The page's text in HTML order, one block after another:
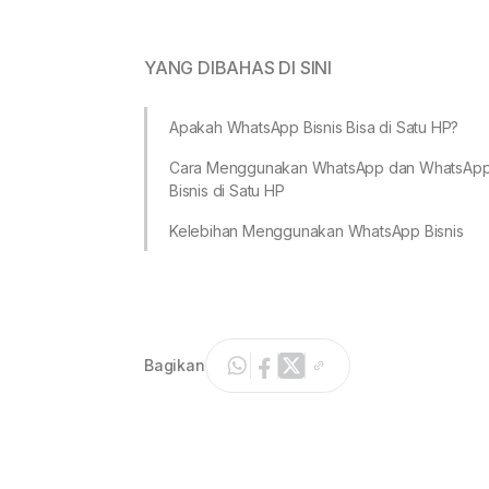
YANG DIBAHAS DI SINI
Apakah WhatsApp Bisnis Bisa di Satu HP?
Cara Menggunakan WhatsApp dan
Bisnis di Satu HP
Kelebihan Menggunakan WhatsApp Bisnis
Bagikan